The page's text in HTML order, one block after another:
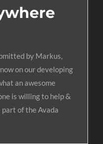
by Markus,
on our developing
an awesome
is willing to help &
part of the Avada